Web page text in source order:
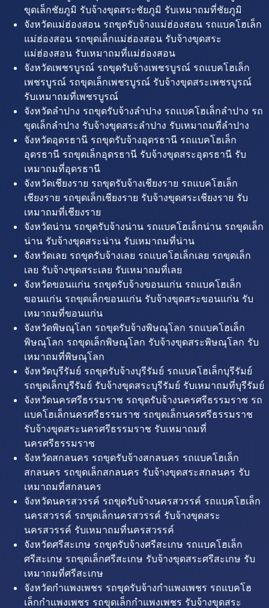
ขุดเล็กชัยภูมิ รับจ้างขุดสระชัยภูมิ รับเหมาถมที่ชัยภูมิ
จังหวัดแม่ฮ่องสอน รถขุดรับจ้างแม่ฮ่องสอน รถแบคโฮเล็ก
แม่ฮ่องสอน รถขุดเล็กแม่ฮ่องสอน รับจ้างขุดสระ
แม่ฮ่องสอน รับเหมาถมที่แม่ฮ่องสอน
จังหวัดเพชรบูรณ์ รถขุดรับจ้างเพชรบูรณ์ รถแบคโฮเล็ก
เพชรบูรณ์ รถขุดเล็กเพชรบูรณ์ รับจ้างขุดสระเพชรบูรณ์
รับเหมาถมที่เพชรบูรณ์
จังหวัดลำปาง รถขุดรับจ้างลำปาง รถแบคโฮเล็กลำปาง รถ
ขุดเล็กลำปาง รับจ้างขุดสระลำปาง รับเหมาถมที่ลำปาง
จังหวัดอุดรธานี รถขุดรับจ้างอุดรธานี รถแบคโฮเล็ก
อุดรธานี รถขุดเล็กอุดรธานี รับจ้างขุดสระอุดรธานี รับ
เหมาถมที่อุดรธานี
จังหวัดเชียงราย รถขุดรับจ้างเชียงราย รถแบคโฮเล็ก
เชียงราย รถขุดเล็กเชียงราย รับจ้างขุดสระเชียงราย รับ
เหมาถมที่เชียงราย
จังหวัดน่าน รถขุดรับจ้างน่าน รถแบคโฮเล็กน่าน รถขุดเล็ก
น่าน รับจ้างขุดสระน่าน รับเหมาถมที่น่าน
จังหวัดเลย รถขุดรับจ้างเลย รถแบคโฮเล็กเลย รถขุดเล็ก
เลย รับจ้างขุดสระเลย รับเหมาถมที่เลย
จังหวัดขอนแก่น รถขุดรับจ้างขอนแก่น รถแบคโฮเล็ก
ขอนแก่น รถขุดเล็กขอนแก่น รับจ้างขุดสระขอนแก่น รับ
เหมาถมที่ขอนแก่น
จังหวัดพิษณุโลก รถขุดรับจ้างพิษณุโลก รถแบคโฮเล็ก
พิษณุโลก รถขุดเล็กพิษณุโลก รับจ้างขุดสระพิษณุโลก รับ
เหมาถมที่พิษณุโลก
จังหวัดบุรีรัมย์ รถขุดรับจ้างบุรีรัมย์ รถแบคโฮเล็กบุรีรัมย์
รถขุดเล็กบุรีรัมย์ รับจ้างขุดสระบุรีรัมย์ รับเหมาถมที่บุรีรัมย์
จังหวัดนครศรีธรรมราช รถขุดรับจ้างนครศรีธรรมราช รถ
แบคโฮเล็กนครศรีธรรมราช รถขุดเล็กนครศรีธรรมราช
รับจ้างขุดสระนครศรีธรรมราช รับเหมาถมที่
นครศรีธรรมราช
จังหวัดสกลนคร รถขุดรับจ้างสกลนคร รถแบคโฮเล็ก
สกลนคร รถขุดเล็กสกลนคร รับจ้างขุดสระสกลนคร รับ
เหมาถมที่สกลนคร
จังหวัดนครสวรรค์ รถขุดรับจ้างนครสวรรค์ รถแบคโฮเล็ก
นครสวรรค์ รถขุดเล็กนครสวรรค์ รับจ้างขุดสระ
นครสวรรค์ รับเหมาถมที่นครสวรรค์
จังหวัดศรีสะเกษ รถขุดรับจ้างศรีสะเกษ รถแบคโฮเล็ก
ศรีสะเกษ รถขุดเล็กศรีสะเกษ รับจ้างขุดสระศรีสะเกษ รับ
เหมาถมที่ศรีสะเกษ
จังหวัดกำแพงเพชร รถขุดรับจ้างกำแพงเพชร รถแบคโฮ
เล็กกำแพงเพชร รถขุดเล็กกำแพงเพชร รับจ้างขุดสระ